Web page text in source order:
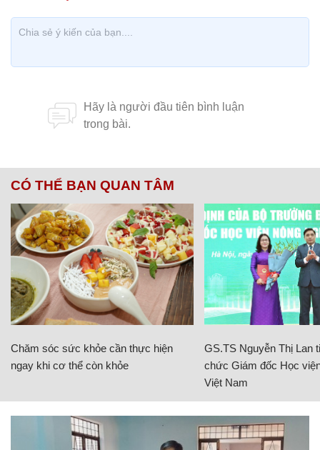
CÓ THỂ BẠN QUAN TÂM
Chăm sóc sức khỏe cần thực hiện
ngay khi cơ thể còn khỏe
GS.TS Nguyễn Thị Lan
chức Giám đốc Học
Việt Nam